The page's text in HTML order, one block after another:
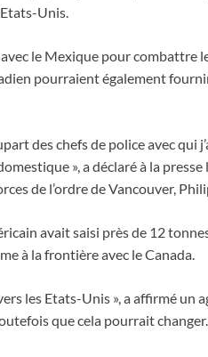
Unis.
le Mexique pour combattre
pourraient également
des chefs de police avec qui
», a déclaré à la
de l’ordre de Vancouver,
avait saisi près de 12
à la frontière avec le Canada.
les Etats-Unis », a affirmé un
que cela pourrait changer.